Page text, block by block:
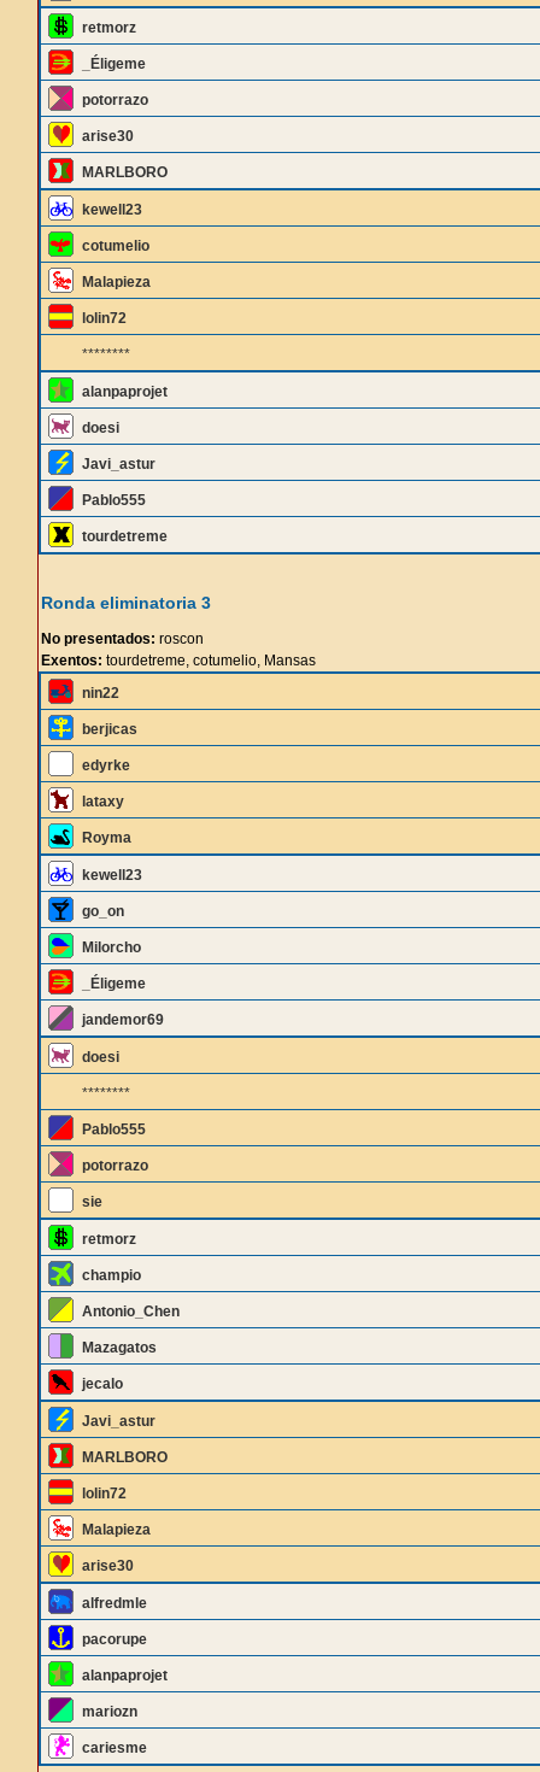
retmorz
_Éligeme
potorrazo
arise30
MARLBORO
kewell23
cotumelio
Malapieza
lolin72
********
alanpaprojet
doesi
Javi_astur
Pablo555
tourdetreme
Ronda eliminatoria 3
No presentados: roscon
Exentos: tourdetreme, cotumelio, Mansas
nin22
berjicas
edyrke
lataxy
Royma
kewell23
go_on
Milorcho
_Éligeme
jandemor69
doesi
********
Pablo555
potorrazo
sie
retmorz
champio
Antonio_Chen
Mazagatos
jecalo
Javi_astur
MARLBORO
lolin72
Malapieza
arise30
alfredmle
pacorupe
alanpaprojet
mariozn
cariesme